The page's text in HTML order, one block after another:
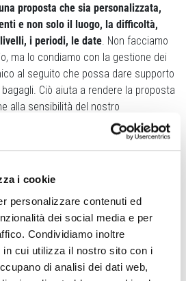
i cookie
personalizzare contenuti ed
dei social media e per
Condividiamo inoltre
in cui utilizza il nostro sito con i
di analisi dei dati web,
proposta che sia personalizzata,
e non solo il luogo, la difficoltà,
i periodi, le date. Non facciamo
ma lo condiamo con la gestione dei
al seguito che possa dare supporto
Ciò aiuta a rendere la proposta
alla sensibilità del nostro
una guida, non tanto per il percorso,
si sente più sicuri.
pacchetto di destinazioni: oltre a quelle